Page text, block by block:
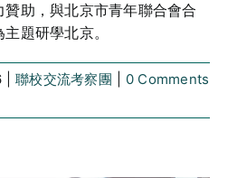
助，與北京市青年聯合會合
題研學北京。
聯校交流考察團
0 Comments